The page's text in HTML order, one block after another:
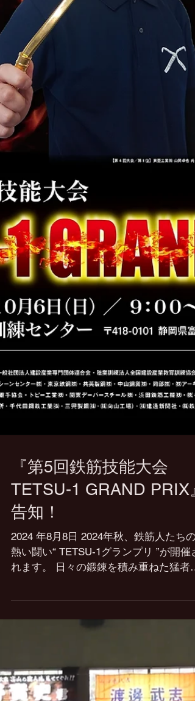
『第5回鉄筋技能大会
告知！
2024 年8月8日 2024年秋、鉄筋人たちの
ちが魅せ合うこの大会。 素早くそして緻
密な組み立て技術はもはや芸術！！ 2015